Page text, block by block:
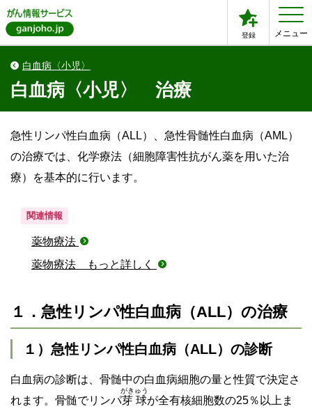
登録 メニュー
白血病〈小児〉
白血病〈小児〉 治療
急性リンパ性白血病（ALL）、急性骨髄性白血病（AML）
の治療では、化学療法（細胞障害性抗がん薬を用いた治
療）を基本的に行います。
関連情報
薬物療法
薬物療法 もっと詳しく
１．急性リンパ性白血病（ALL）の治療
１）急性リンパ性白血病（ALL）の診断
白血病の診断は、骨髄中の白血病細胞の量と性質で決定さ
れます。骨髄でリンパ芽球
がきゅう
が全有核細胞数の25％以上ま